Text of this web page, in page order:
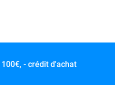
100€, - crédit d'achat